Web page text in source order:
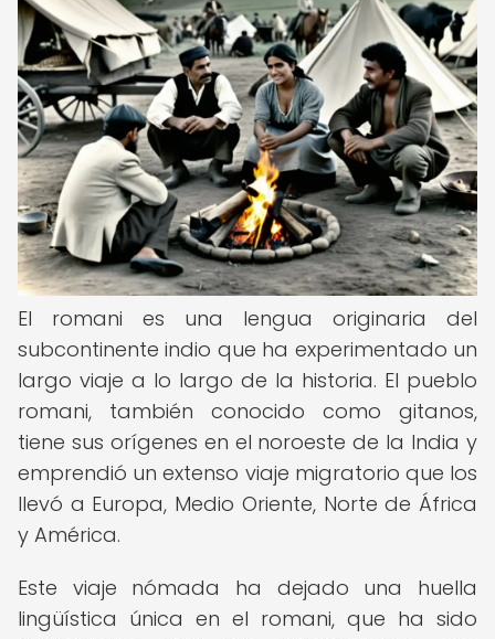
El romani es una lengua originaria del
subcontinente indio que ha experimentado un
largo viaje a lo largo de la historia. El pueblo
romani, también conocido como gitanos,
tiene sus orígenes en el noroeste de la India y
emprendió un extenso viaje migratorio que los
llevó a Europa, Medio Oriente, Norte de África
y América.
Este viaje nómada ha dejado una huella
lingüística única en el romani, que ha sido